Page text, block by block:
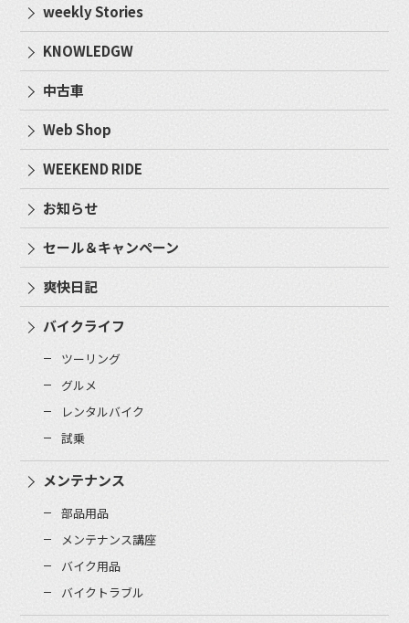
weekly Stories
KNOWLEDGW
中古車
Web Shop
WEEKEND RIDE
お知らせ
セール＆キャンペーン
爽快日記
バイクライフ
ツーリング
グルメ
レンタルバイク
試乗
メンテナンス
部品用品
メンテナンス講座
バイク用品
バイクトラブル